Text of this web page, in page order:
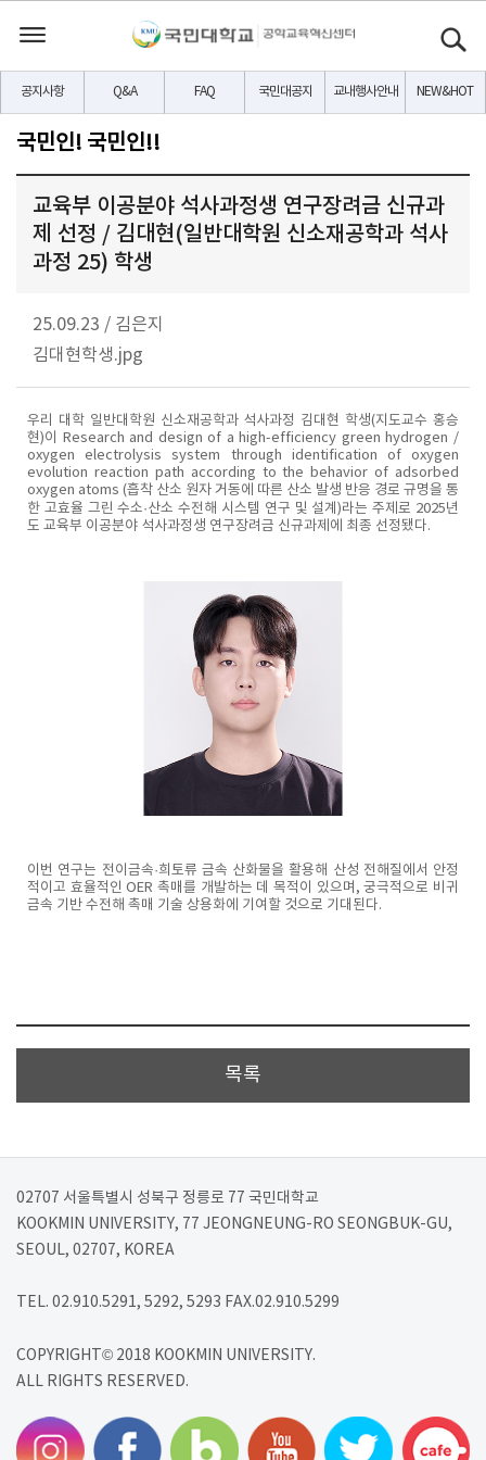
공지사항 Q&A FAQ 국민대공지 교내행사안내 NEW&HOT
국민인! 국민인!!
교육부 이공분야 석사과정생 연구장려금 신규과
제 선정 / 김대현(일반대학원 신소재공학과 석사
과정 25) 학생
25.09.23 / 김은지
김대현학생.jpg
우리 대학 일반대학원 신소재공학과 석사과정 김대현 학생(지도교수 홍승
현)이 Research and design of a high-efficiency green hydrogen /
oxygen electrolysis system through identification of oxygen
evolution reaction path according to the behavior of adsorbed
oxygen atoms (흡착 산소 원자 거동에 따른 산소 발생 반응 경로 규명을 통
한 고효율 그린 수소·산소 수전해 시스템 연구 및 설계)라는 주제로 2025년
도 교육부 이공분야 석사과정생 연구장려금 신규과제에 최종 선정됐다.
이번 연구는 전이금속·희토류 금속 산화물을 활용해 산성 전해질에서 안정
적이고 효율적인 OER 촉매를 개발하는 데 목적이 있으며, 궁극적으로 비귀
금속 기반 수전해 촉매 기술 상용화에 기여할 것으로 기대된다.
목록
02707 서울특별시 성북구 정릉로 77 국민대학교
KOOKMIN UNIVERSITY, 77 JEONGNEUNG-RO SEONGBUK-GU,
SEOUL, 02707, KOREA
TEL. 02.910.5291, 5292, 5293 FAX.02.910.5299
COPYRIGHT© 2018 KOOKMIN UNIVERSITY.
ALL RIGHTS RESERVED.